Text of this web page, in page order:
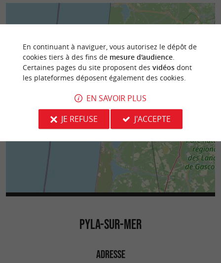
PYLA-SUR-MER
ADRESSE
En continuant à naviguer, vous autorisez le dépôt de
cookies tiers à des fins de mesure d'audience.
Certaines pages du site proposent des vidéosdont
les plateformes déposent également des cookies.
EN SAVOIR PLUS
JE REFUSE
J'ACCEPTE